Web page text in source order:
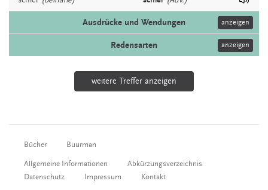
Ausdrücke und Wendungen anzeigen
Redensarten anzeigen
weitere Treffer anzeigen
Bücher Buurman
Allgemeine Informationen
Abkürzungsverzeichnis
Datenschutz
Impressum Kontakt